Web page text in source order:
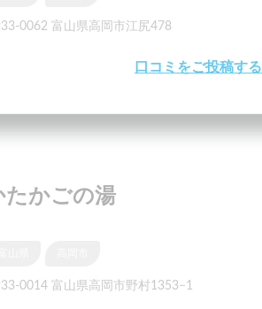
0062 富山県高岡市江尻478
口コミをご投稿する
たかごの湯
0014 富山県高岡市野村1353−1